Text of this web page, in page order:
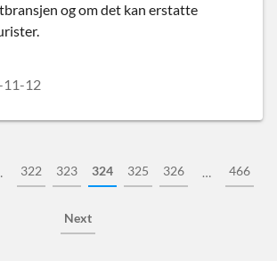
og om det kan erstatte
11-12
322 323 324 325 326 … 466
Next